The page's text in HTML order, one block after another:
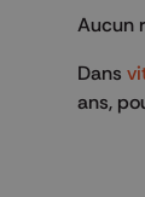
Aucun
Dans
ans,